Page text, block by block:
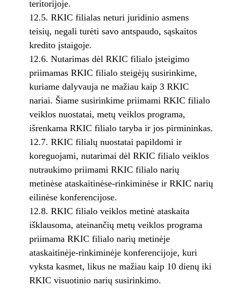
teritorijoje.
12.5. RKIC filialas neturi juridinio asmens
teisių, negali turėti savo antspaudo, sąskaitos
kredito įstaigoje.
12.6. Nutarimas dėl RKIC filialo įsteigimo
priimamas RKIC filialo steigėjų susirinkime,
kuriame dalyvauja ne mažiau kaip 3 RKIC
nariai. Šiame susirinkime priimami RKIC filialo
veiklos nuostatai, metų veiklos programa,
išrenkama RKIC filialo taryba ir jos pirmininkas.
12.7. RKIC filialų nuostatai papildomi ir
koreguojami, nutarimai dėl RKIC filialo veiklos
nutraukimo priimami RKIC filialo narių
metinėse ataskaitinėse-rinkiminėse ir RKIC narių
eilinėse konferencijose.
12.8. RKIC filialo veiklos metinė ataskaita
išklausoma, ateinančių metų veiklos programa
priimama RKIC filialo narių metinėje
ataskaitinėje-rinkiminėje konferencijoje, kuri
vyksta kasmet, likus ne mažiau kaip 10 dienų iki
RKIC visuotinio narių susirinkimo.